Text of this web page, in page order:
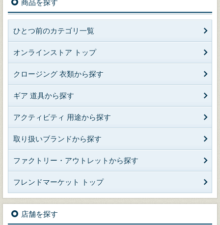
商品を探す
ひとつ前のカテゴリ一覧
オンラインストア トップ
クロージング 衣類から探す
ギア 道具から探す
アクティビティ 用途から探す
取り扱いブランドから探す
ファクトリー・アウトレットから探す
フレンドマーケット トップ
店舗を探す